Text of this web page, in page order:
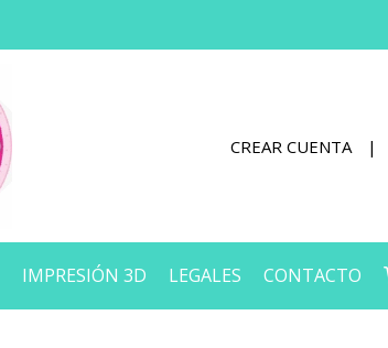
CREAR CUENTA
IMPRESIÓN 3D LEGALES CONTACTO